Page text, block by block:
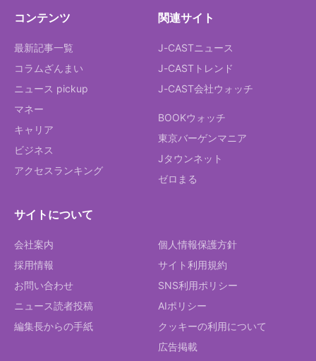
コンテンツ
最新記事一覧
コラムざんまい
ニュース pickup
マネー
キャリア
ビジネス
アクセスランキング
関連サイト
J-CASTニュース
J-CASTトレンド
J-CAST会社ウォッチ
BOOKウォッチ
東京バーゲンマニア
Jタウンネット
ゼロまる
サイトについて
会社案内
採用情報
お問い合わせ
ニュース読者投稿
編集長からの手紙
個人情報保護方針
サイト利用規約
SNS利用ポリシー
AIポリシー
クッキーの利用について
広告掲載